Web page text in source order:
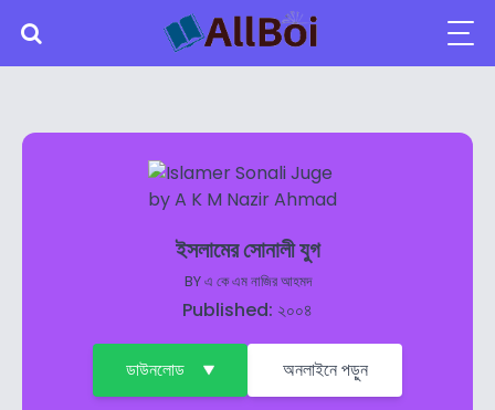
ইসলামের সোনালী যুগ
BYএ কে এম নাজির আহমদ
Published: ২০০৪
ডাউনলোড অনলাইনে পড়ুন